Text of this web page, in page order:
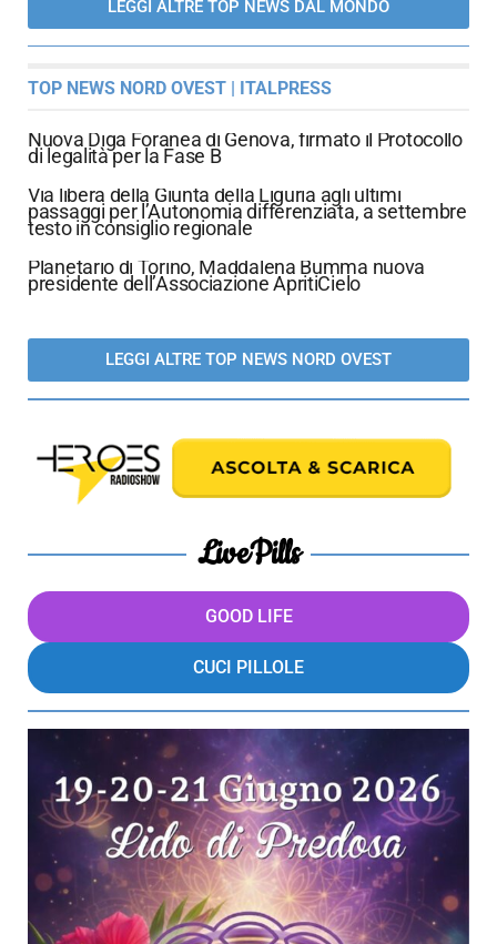
LEGGI ALTRE TOP NEWS DAL MONDO
TOP NEWS NORD OVEST | ITALPRESS
Nuova Diga Foranea di Genova, firmato il Protocollo
di legalità per la Fase B
Via libera della Giunta della Liguria agli ultimi
passaggi per l’Autonomia differenziata, a settembre
testo in consiglio regionale
Planetario di Torino, Maddalena Bumma nuova
presidente dell’Associazione ApritiCielo
LEGGI ALTRE TOP NEWS NORD OVEST
LivePills
GOOD LIFE
CUCI PILLOLE